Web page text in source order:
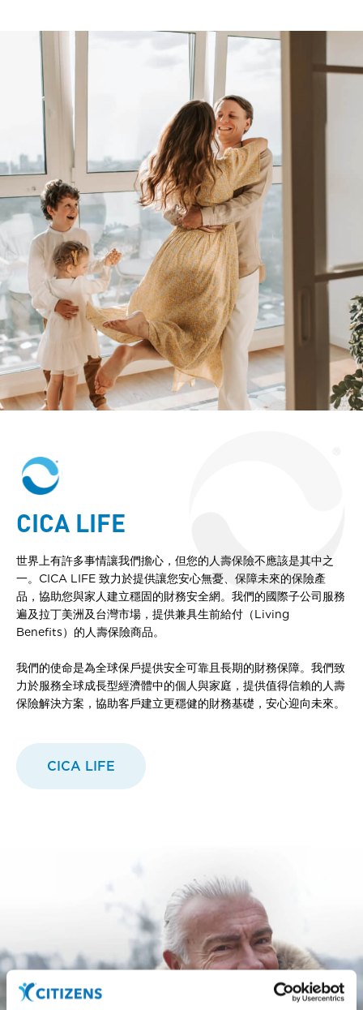
CICA LIFE
世界上有許多事情讓我們擔心，但您的人壽保險不應該是其中之
一。CICA LIFE 致力於提供讓您安心無憂、保障未來的保險產
品，協助您與家人建立穩固的財務安全網。我們的國際子公司服務
遍及拉丁美洲及台灣市場，提供兼具生前給付（Living
Benefits）的人壽保險商品。
我們的使命是為全球保戶提供安全可靠且長期的財務保障。我們致
力於服務全球成長型經濟體中的個人與家庭，提供值得信賴的人壽
保險解決方案，協助客戶建立更穩健的財務基礎，安心迎向未來。
CICA LIFE